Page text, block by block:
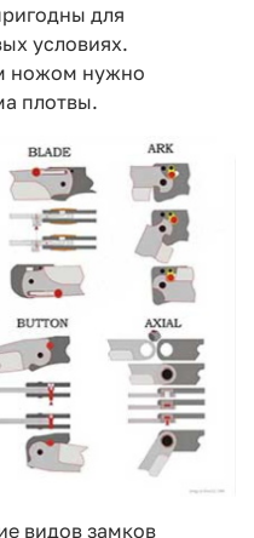
для
условиях.
ножом нужно
плотвы.
видов замков